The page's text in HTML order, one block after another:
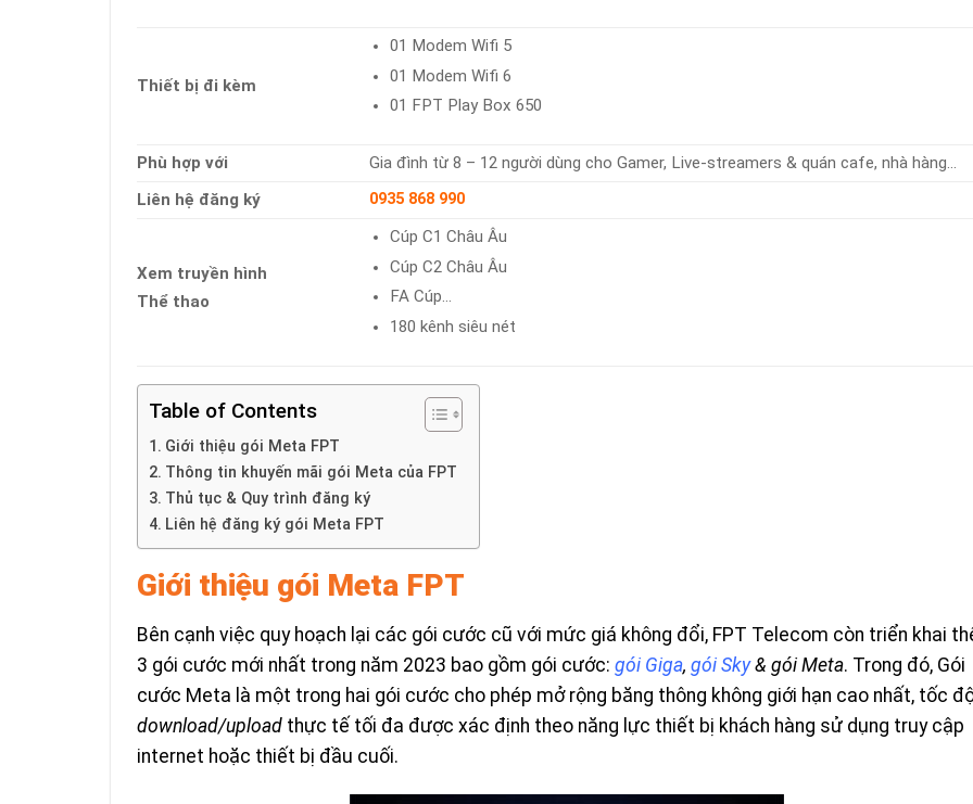
Thiết bị đi kèm
01 Modem Wifi 5
01 Modem Wifi 6
01 FPT Play Box 650
Phù hợp với
Gia đình từ 8 – 12 người dùng cho Gamer, Live-streamers & quán cafe, nhà hàng…
Liên hệ đăng ký
0935 868 990
Xem truyền hình
Thể thao
Cúp C1 Châu Âu
Cúp C2 Châu Âu
FA Cúp…
180 kênh siêu nét
Table of Contents
Giới thiệu gói Meta FPT
Thông tin khuyến mãi gói Meta của FPT
Thủ tục & Quy trình đăng ký
Liên hệ đăng ký gói Meta FPT
Giới thiệu gói Meta FPT
Bên cạnh việc quy hoạch lại các gói cước cũ với mức giá không đổi, FPT Telecom còn triển khai
3 gói cước mới nhất trong năm 2023 bao gồm gói cước: gói Giga, gói Sky& gói Meta. Trong đó, Gói
cước Meta là một trong hai gói cước cho phép mở rộng băng thông không giới hạn cao nhất, tốc
download/upload thực tế tối đa được xác định theo năng lực thiết bị khách hàng sử dụng truy cập
internet hoặc thiết bị đầu cuối.